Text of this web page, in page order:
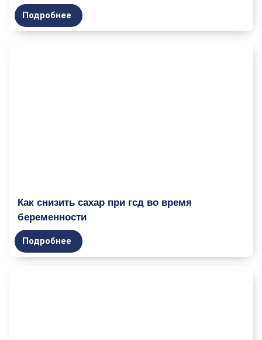
Подробнее
Как снизить сахар при гсд во время
беременности
Подробнее